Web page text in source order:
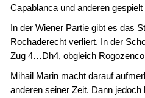
Capablanca und anderen gespielt
In der Wiener Partie gibt es das
Rochaderecht verliert. In der
Zug 4…Dh4, obgleich
Mihail Marin macht darauf
anderen seiner Zeit. Dann